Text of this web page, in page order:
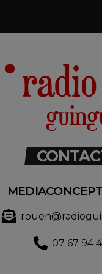
07 67 94